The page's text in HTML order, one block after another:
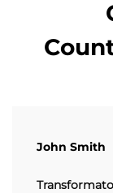
John Smith